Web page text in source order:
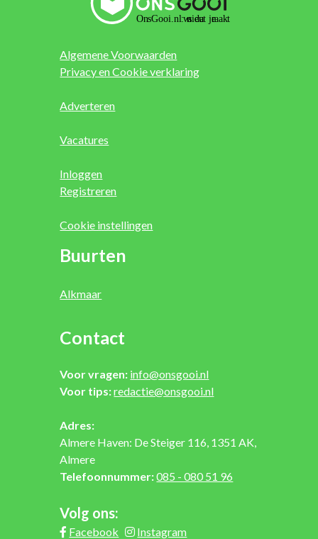
Algemene Voorwaarden
Privacy en Cookie verklaring
Adverteren
Vacatures
Inloggen
Registreren
Cookie instellingen
Buurten
Alkmaar
Contact
Voor vragen: info@onsgooi.nl
Voor tips:redactie@onsgooi.nl
Adres:
Almere Haven: De Steiger 116, 1351 AK,
Almere
Telefoonnummer:085 - 080 51 96
Volg ons:
Facebook Instagram